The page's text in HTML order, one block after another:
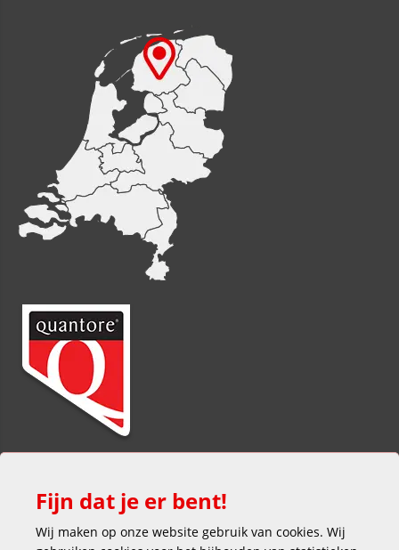
Fijn dat je er bent!
Wij maken op onze website gebruik van cookies. Wij